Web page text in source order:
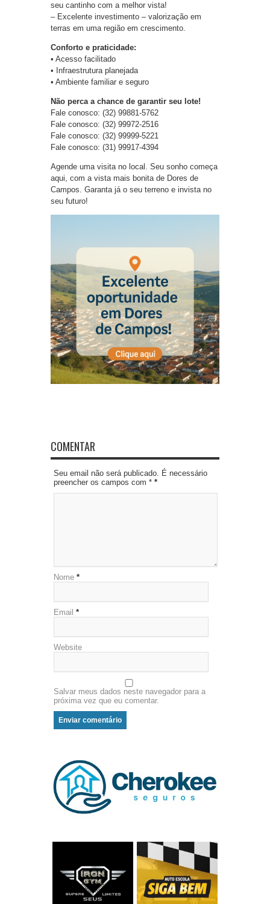
seu cantinho com a melhor vista!
– Excelente investimento – valorização em
terras em uma região em crescimento.
Conforto e praticidade:
• Acesso facilitado
• Infraestrutura planejada
• Ambiente familiar e seguro
Não perca a chance de garantir seu lote!
Fale conosco: (32) 99881-5762
Fale conosco: (32) 99972-2516
Fale conosco: (32) 99999-5221
Fale conosco: (31) 99917-4394
Agende uma visita no local. Seu sonho começa
aqui, com a vista mais bonita de Dores de
Campos. Garanta já o seu terreno e invista no
seu futuro!
COMENTAR
Seu email não será publicado. É necessário
preencher os campos com * *
Nome *
Email *
Website
Salvar meus dados neste navegador para a
próxima vez que eu comentar.